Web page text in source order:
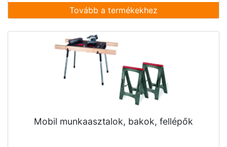
Tovább a termékekhez
Mobil munkaasztalok, bakok, fellépők